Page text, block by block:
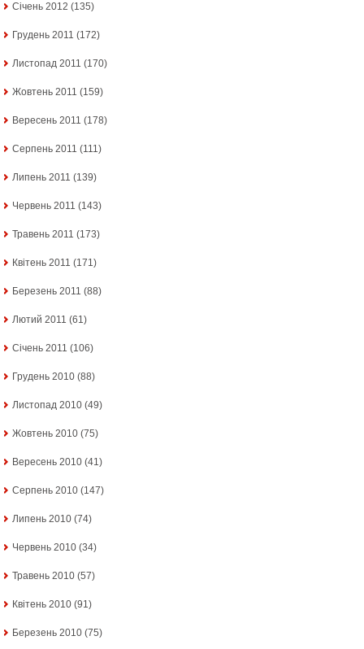
Січень 2012 (135)
Грудень 2011 (172)
Листопад 2011 (170)
Жовтень 2011 (159)
Вересень 2011 (178)
Серпень 2011 (111)
Липень 2011 (139)
Червень 2011 (143)
Травень 2011 (173)
Квітень 2011 (171)
Березень 2011 (88)
Лютий 2011 (61)
Січень 2011 (106)
Грудень 2010 (88)
Листопад 2010 (49)
Жовтень 2010 (75)
Вересень 2010 (41)
Серпень 2010 (147)
Липень 2010 (74)
Червень 2010 (34)
Травень 2010 (57)
Квітень 2010 (91)
Березень 2010 (75)